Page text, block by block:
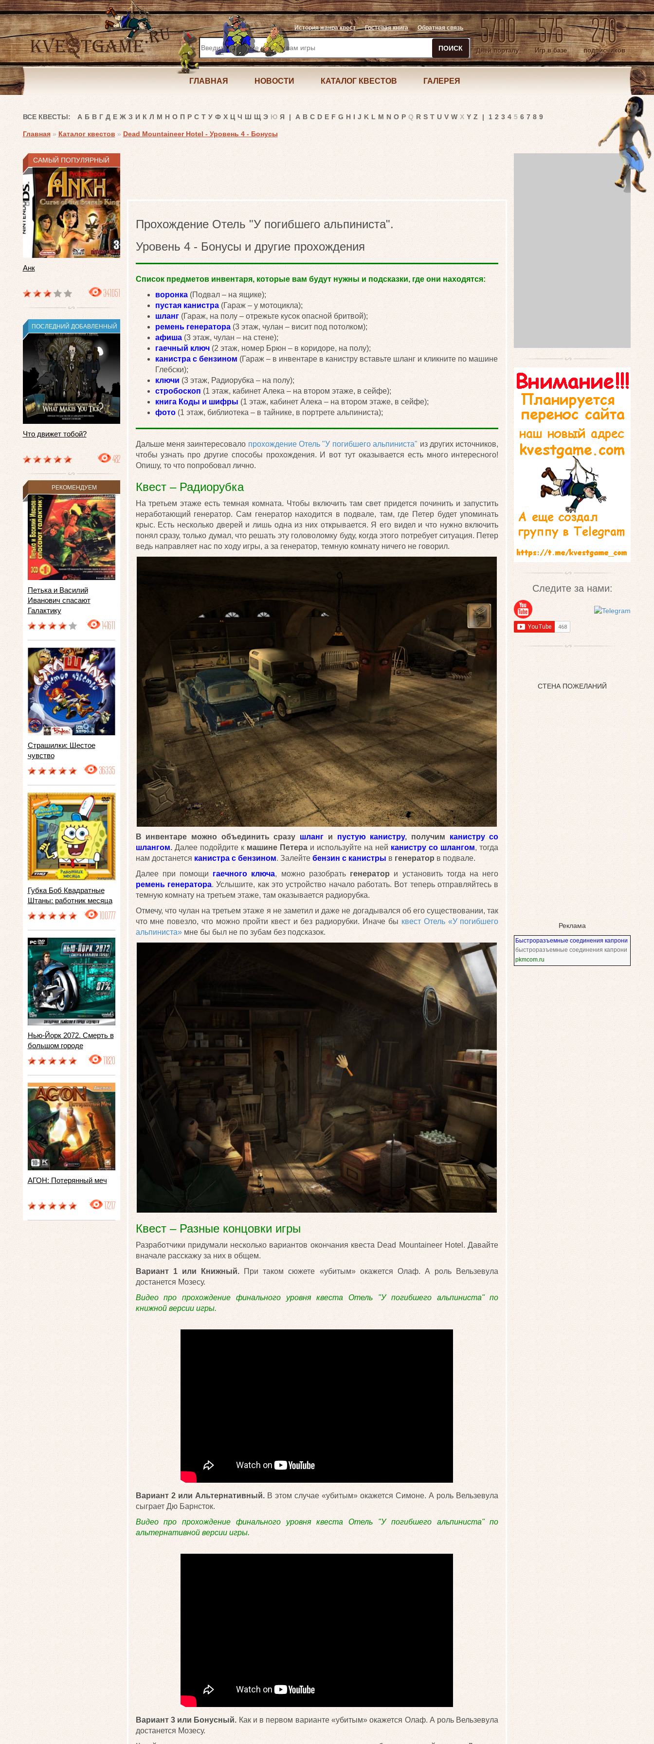
История жанра квест Гостевая книга Обратная связь
ПОИСК 5700
Дней порталу 575
Игр в базе 270
подписчиков
ГЛАВНАЯ НОВОСТИ КАТАЛОГ КВЕСТОВ ГАЛЕРЕЯ
ВСЕ КВЕСТЫ: А Б В Г Д Е Ж З И К Л М Н О П Р С Т У Ф Х Ц Ч Ш Щ Э Ю Я | A B C D E F G H I J K L M N O P Q R S T U V W X Y Z | 1 2 3 4 5 6 7 8 9
Главная » Каталог квестов » Dead Mountaineer Hotel - Уровень 4 - Бонусы
САМЫЙ ПОПУЛЯРНЫЙ
Анк
341051
ПОСЛЕДНИЙ ДОБАВЛЕННЫЙ
Что движет тобой?
482
РЕКОМЕНДУЕМ
Петька и Василий
Иванович спасают
Галактику
141611
Страшилки: Шестое
чувство
36335
Губка Боб Квадратные
Штаны: работник месяца
100777
Нью-Йорк 2072. Смерть в
большом городе
11820
АГОН: Потерянный меч
17217
Прохождение Отель "У погибшего альпиниста".
Уровень 4 - Бонусы и другие прохождения
Список предметов инвентаря, которые вам будут нужны и подсказки, где они находятся:
воронка(Подвал – на ящике);
пустая канистра(Гараж – у мотоцикла);
шланг(Гараж, на полу – отрежьте кусок опасной бритвой);
ремень генератора(3 этаж, чулан – висит под потолком);
афиша(3 этаж, чулан – на стене);
гаечный ключ(2 этаж, номер Брюн – в коридоре, на полу);
канистра с бензином (Гараж – в инвентаре в канистру вставьте шланг и кликните по машине
Глебски);
ключи (3 этаж, Радиорубка – на полу);
стробоскоп (1 этаж, кабинет Алека – на втором этаже, в сейфе);
книга Коды и шифры (1 этаж, кабинет Алека – на втором этаже, в сейфе);
фото(1 этаж, библиотека – в тайнике, в портрете альпиниста);
Дальше меня заинтересовало прохождение Отель "У погибшего альпиниста" из других источников,
чтобы узнать про другие способы прохождения. И вот тут оказывается есть много интересного!
Опишу, то что попробовал лично.
Квест – Радиорубка
На третьем этаже есть темная комната. Чтобы включить там свет придется починить и запустить
неработающий генератор. Сам генератор находится в подвале, там, где Петер будет упоминать
крыс. Есть несколько дверей и лишь одна из них открывается. Я его видел и что нужно включить
понял сразу, только думал, что решать эту головоломку буду, когда этого потребует ситуация. Петер
ведь направляет нас по ходу игры, а за генератор, темную комнату ничего не говорил.
В инвентаре можно объединить сразу шланг и пустую канистру, получим канистру со
шлангом.Далее подойдите к машине Петераи используйте на ней канистру со шлангом, тогда
нам достанется канистра с бензином. Залейте бензин с канистры в генератор в подвале.
Далее при помощи гаечного ключа, можно разобрать генератор и установить тогда на него
ремень генератора. Услышите, как это устройство начало работать. Вот теперь отправляйтесь в
темную комнату на третьем этаже, там оказывается радиорубка.
Отмечу, что чулан на третьем этаже я не заметил и даже не догадывался об его существовании, так
что мне повезло, что можно пройти квест и без радиорубки. Иначе бы квест Отель «У погибшего
альпиниста»мне бы был не по зубам без подсказок.
Квест – Разные концовки игры
Разработчики придумали несколько вариантов окончания квеста Dead Mountaineer Hotel. Давайте
вначале расскажу за них в общем.
Вариант 1 или Книжный.При таком сюжете «убитым» окажется Олаф. А роль Вельзевула
достанется Мозесу.
Видео про прохождение финального уровня квеста Отель "У погибшего альпиниста" по
книжной версии игры.
Вариант 2 или Альтернативный.В этом случае «убитым» окажется Симоне. А роль Вельзевула
сыграет Дю Барнсток.
Видео про прохождение финального уровня квеста Отель "У погибшего альпиниста" по
альтернативной версии игры.
Вариант 3 или Бонусный. Как и в первом варианте «убитым» окажется Олаф. А роль Вельзевула
достанется Мозесу.
Следите за нами:
СТЕНА ПОЖЕЛАНИЙ
Реклама
Быстроразъемные соединения капрони
быстроразъемные соединения капрони
pkmcom.ru